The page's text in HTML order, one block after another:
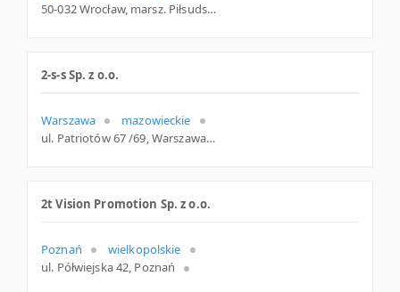
50-032 Wrocław, marsz. Piłsudskiego 49/57, dolnośląskie
2-s-s Sp. z o.o.
Warszawa
mazowieckie
ul. Patriotów 67 /69, Warszawa
2t Vision Promotion Sp. z o.o.
Poznań
wielkopolskie
ul. Półwiejska 42, Poznań